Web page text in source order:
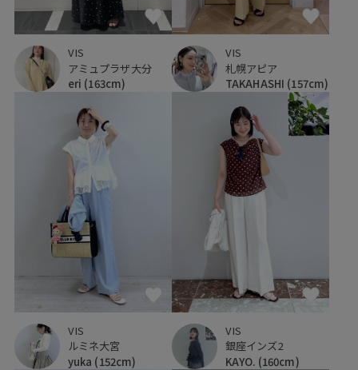
VIS
アミュプラザ大分
eri (163cm)
VIS
札幌アピア
TAKAHASHI (157cm)
VIS
ルミネ大宮
yuka (152cm)
VIS
銀座インズ2
KAYO. (160cm)